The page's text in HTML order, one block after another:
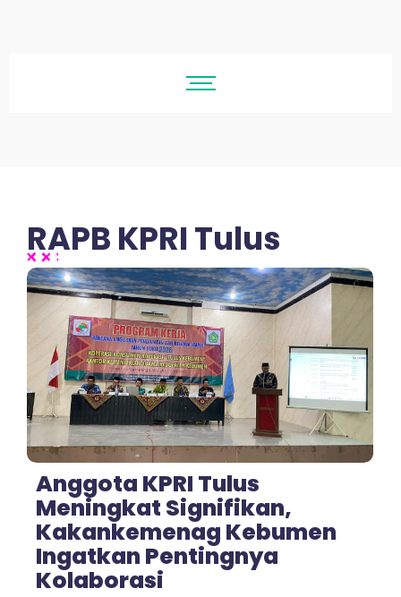
RAPB KPRI Tulus
No Comments
Anggota KPRI Tulus
Meningkat Signifikan,
Kakankemenag Kebumen
Ingatkan Pentingnya
Kolaborasi